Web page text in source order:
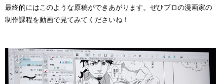
最終的にはこのような原稿ができあがります。ぜひプロの漫画家の
制作課程を動画で見てみてくださいね！